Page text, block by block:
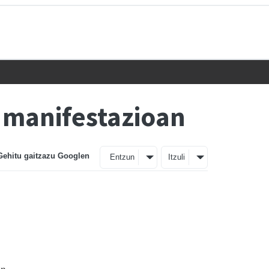
gaitzazu Googlen Entzun Itzuli